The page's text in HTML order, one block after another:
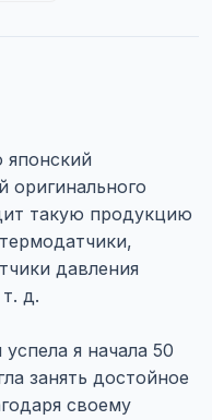
японский
оригинального
такую продукцию
давления
д.
я начала 50
занять достойное
своему